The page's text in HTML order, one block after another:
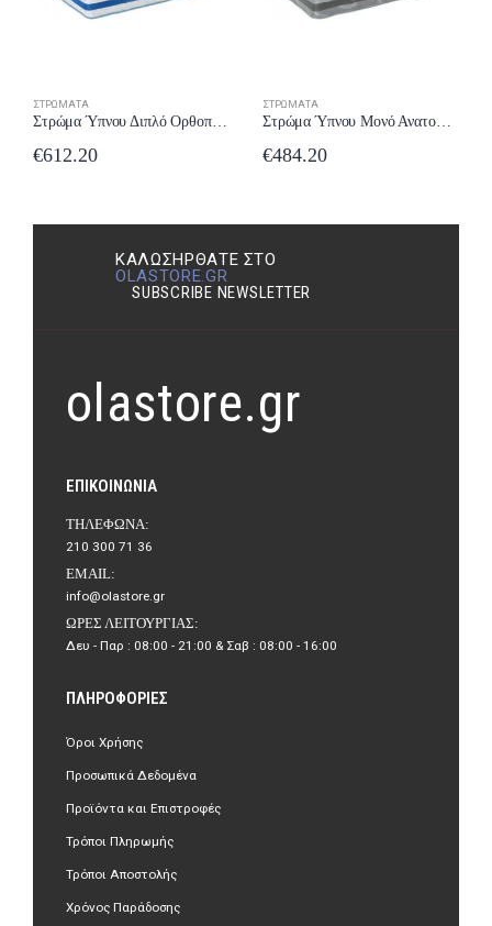
ΣΤΡΏΜΑΤΑ
Στρώμα Ύπνου Διπλό Ορθοπεδικό Comfort Strom Nuevo 131-140×190/200 έως 24 δόσεις
€612.20
ΣΤΡΏΜΑΤΑ
Στρώμα Ύπνου Μονό Ανατομικό Comfort Strom Sono 91-100×190/200 έως 24 δόσεις
€484.20
ΚΑΛΩΣΉΡΘΑΤΕ ΣΤΟ
OLASTORE.GR
SUBSCRIBE NEWSLETTER
olastore.gr
ΕΠΙΚΟΙΝΩΝΊΑ
ΤΗΛΈΦΩΝΑ:
210 300 71 36
EMAIL:
info@olastore.gr
ΏΡΕΣ ΛΕΙΤΟΥΡΓΊΑΣ:
Δευ - Παρ : 08:00 - 21:00 & Σαβ : 08:00 - 16:00
ΠΛΗΡΟΦΟΡΊΕΣ
Όροι Χρήσης
Προσωπικά Δεδομένα
Προϊόντα και Επιστροφές
Τρόποι Πληρωμής
Τρόποι Αποστολής
Χρόνος Παράδοσης